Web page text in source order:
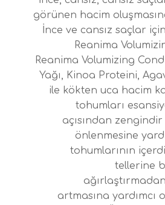
görünen hacim
İnce ve cansız saçlar
Reanima
Reanima Volumizing
Yağı, Kinoa Proteini,
ile kökten uca hacim
tohumları
açısından zengindir
önlenmesine
tohumlarının
tellerine
artmasına yardımcı